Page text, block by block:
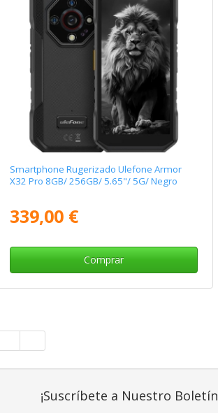
Smartphone Rugerizado Ulefone Armor
X32 Pro 8GB/ 256GB/ 5.65"/ 5G/ Negro
339,00 €
Comprar
¡Suscríbete a Nuestro